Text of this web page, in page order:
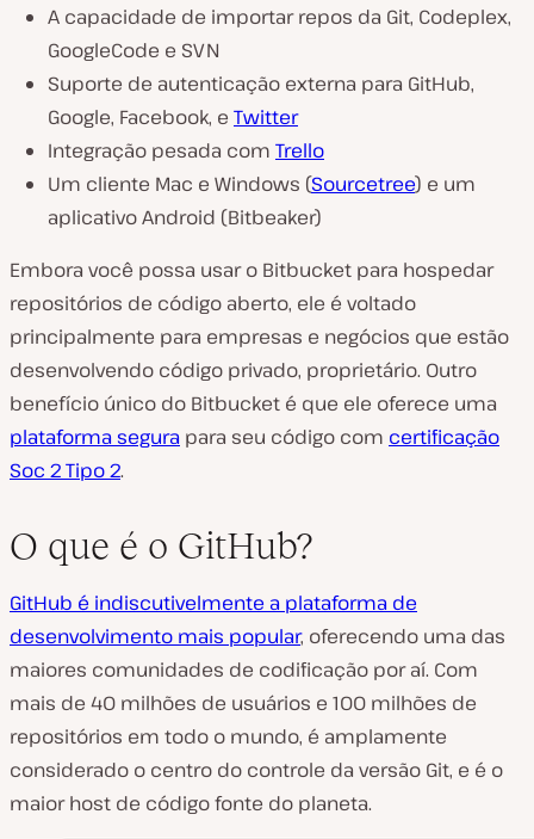
A capacidade de importar repos da Git, Codeplex,
GoogleCode e SVN
Suporte de autenticação externa para GitHub,
Google, Facebook, e Twitter
Integração pesada com Trello
Um cliente Mac e Windows (Sourcetree) e um
aplicativo Android (Bitbeaker)
Embora você possa usar o Bitbucket para hospedar
repositórios de código aberto, ele é voltado
principalmente para empresas e negócios que estão
desenvolvendo código privado, proprietário. Outro
benefício único do Bitbucket é que ele oferece uma
plataforma segura para seu código com certificação
Soc 2 Tipo 2.
O que é o GitHub?
GitHub é indiscutivelmente a plataforma de
desenvolvimento mais popular, oferecendo uma das
maiores comunidades de codificação por aí. Com
mais de 40 milhões de usuários e 100 milhões de
repositórios em todo o mundo, é amplamente
considerado o centro do controle da versão Git, e é o
maior host de código fonte do planeta.